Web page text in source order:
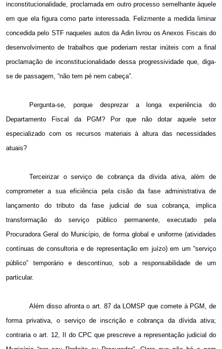
inconstitucionalidade, proclamada em outro processo semelhante àquele
em que ela figura como parte interessada. Felizmente a medida liminar
concedida pelo STF naqueles autos da Adin livrou os Anexos Fiscais do
desenvolvimento de trabalhos que poderiam restar inúteis com a final
proclamação de inconstitucionalidade dessa progressividade que, diga-
se de passagem, “não tem pé nem cabeça”.
Pergunta-se, porque desprezar a longa experiência do
Departamento Fiscal da PGM? Por que não dotar aquele setor
especializado com os recursos materiais à altura das necessidades
atuais?
Terceirizar o serviço de cobrança da dívida ativa, além de
comprometer a sua eficiência pela cisão da fase administrativa de
lançamento do tributo da fase judicial de sua cobrança, implica
transformação do serviço público permanente, executado pela
Procuradora Geral do Município, de forma global e uniforme (atividades
contínuas de consultoria e de representação em juízo) em um “serviço
público” temporário e descontínuo, sob a responsabilidade de um
particular.
Além disso afronta o art. 87 da LOMSP que comete à PGM, de
forma privativa, o serviço de inscrição e cobrança da dívida ativa;
contraria o art. 12, II do CPC que prescreve a representação judicial do